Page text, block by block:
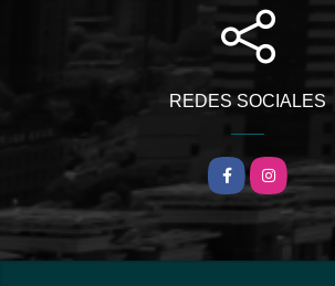
REDES SOCIALES
FacebookInstagram